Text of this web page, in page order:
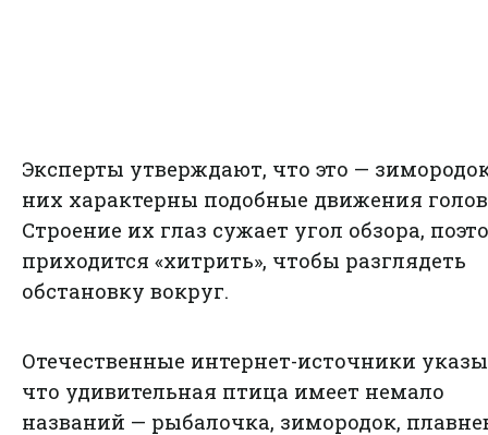
Эксперты утверждают, что это —
них характерны подобные движения
Строение их глаз сужает угол обзора,
приходится «хитрить», чтобы разглядеть
обстановку вокруг.
Отечественные интернет-источники
что удивительная птица имеет немало
названий — рыбалочка, зимородок,